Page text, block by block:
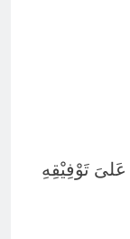
تَوْفِيْقِهِ